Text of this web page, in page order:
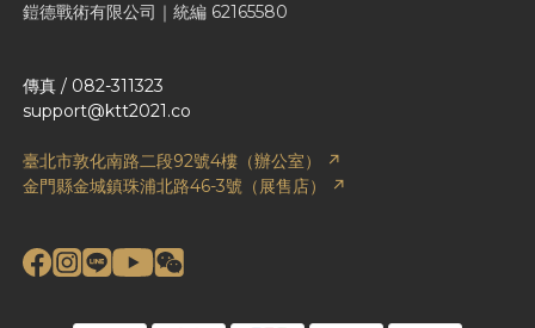
鎧德戰術有限公司｜統編 62165580
傳真 / 082-311323
support@ktt2021.co
臺北市敦化南路二段92號4樓（辦公室） ↗
金門縣金城鎮珠浦北路46-3號（展售店） ↗